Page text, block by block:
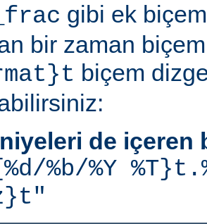
gibi ek
bir zaman
biçem
de içeren
%b/%Y